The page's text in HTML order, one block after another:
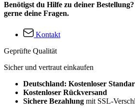
Benötigst du Hilfe zu deiner
gerne deine Fragen.
Kontakt
Geprüfte Qualität
Sicher und vertraut einkaufen
Deutschland: Kostenloser
Kostenloser Rückversand
Sichere Bezahlung mit SSL-